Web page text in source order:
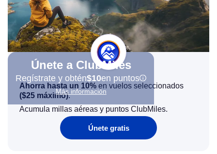
Únete a ClubMiles
Regístrate y obtén$10en puntos
Más información
Ahorra hasta un 10% en vuelos seleccionados
($25 máximo).
Acumula millas aéreas y puntos ClubMiles.
Únete gratis